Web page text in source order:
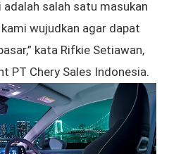
adalah salah satu masukan
wujudkan agar dapat
kata Rifkie Setiawan,
PT Chery Sales Indonesia.